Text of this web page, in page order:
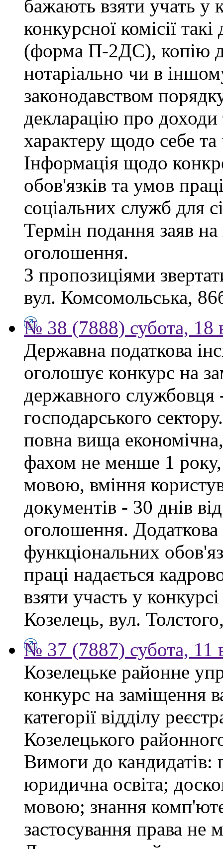
бажають взяти учать у
конкурсної комісії
(форма П-2ДС), копію
нотаріально чи в
законодавством
декларацію про доходи
характеру щодо себе та
Інформація щодо
обов'язків та умов
соціальних служб для
Термін подання заяв
оголошення.
З пропозиціями
вул. Комсомольська,
№ 38 (7888) субота, 18
Державна податкова
оголошує конкурс на
державного службовця
господарського
повна вища
фахом не менше 1
мовою, вміння
документів - 30 днів
оголошення.
функціональних
праці надається
взяти участь у
Козелець, вул.
№ 37 (7887) субота, 11
Козелецьке районне
конкурс на заміщення
категорії відділу
Козелецького
Вимоги до кандидатів:
юридична освіта;
мовою; знання
застосування права не